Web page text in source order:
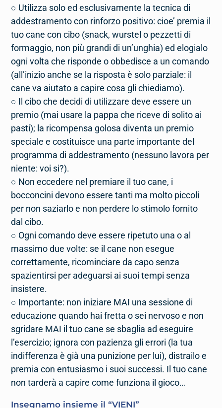
○ Utilizza solo ed esclusivamente la tecnica di
addestramento con rinforzo positivo: cioe’ premia il
tuo cane con cibo (snack, wurstel o pezzetti di
formaggio, non più grandi di un’unghia) ed elogialo
ogni volta che risponde o obbedisce a un comando
(all’inizio anche se la risposta è solo parziale: il
cane va aiutato a capire cosa gli chiediamo).
○ Il cibo che decidi di utilizzare deve essere un
premio (mai usare la pappa che riceve di solito ai
pasti); la ricompensa golosa diventa un premio
speciale e costituisce una parte importante del
programma di addestramento (nessuno lavora per
niente: voi si?).
○ Non eccedere nel premiare il tuo cane, i
bocconcini devono essere tanti ma molto piccoli
per non saziarlo e non perdere lo stimolo fornito
dal cibo.
○ Ogni comando deve essere ripetuto una o al
massimo due volte: se il cane non esegue
correttamente, ricominciare da capo senza
spazientirsi per adeguarsi ai suoi tempi senza
insistere.
○ Importante: non iniziare MAI una sessione di
educazione quando hai fretta o sei nervoso e non
sgridare MAI il tuo cane se sbaglia ad eseguire
l’esercizio; ignora con pazienza gli errori (la tua
indifferenza è già una punizione per lui), distrailo e
premia con entusiasmo i suoi successi. Il tuo cane
non tarderà a capire come funziona il gioco…
Insegnamo insieme il “VIENI”